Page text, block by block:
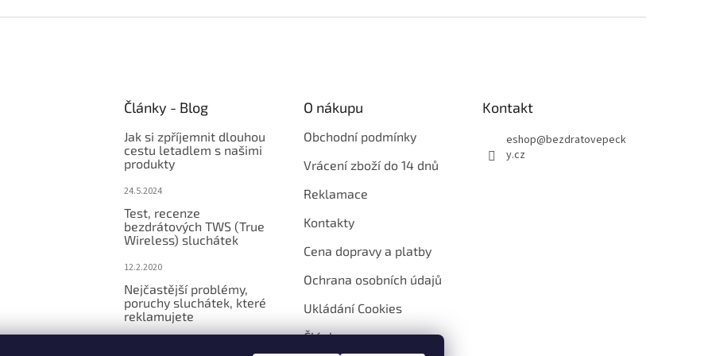
Články - Blog
Jak si zpříjemnit dlouhou
cestu letadlem s našimi
produkty
24.5.2024
Test, recenze
bezdrátových TWS (True
Wireless) sluchátek
12.2.2020
Nejčastější problémy,
poruchy sluchátek, které
reklamujete
O nákupu
Obchodní podmínky
Vrácení zboží do 14 dnů
Reklamace
Kontakty
Cena dopravy a platby
Ochrana osobních údajů
Ukládání Cookies
Články
Kontakt
eshop@bezdratovepeck
y.cz